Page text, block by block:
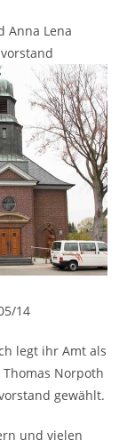
Anna Lena
14
legt ihr Amt als
Norpoth
gewählt.
und vielen